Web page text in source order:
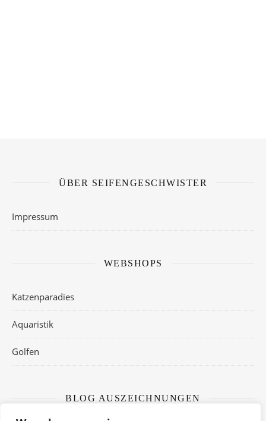
ÜBER SEIFENGESCHWISTER
Impressum
WEBSHOPS
Katzenparadies
Aquaristik
Golfen
BLOG AUSZEICHNUNGEN